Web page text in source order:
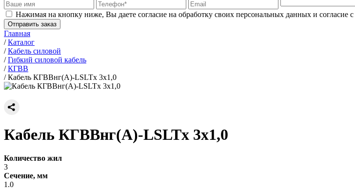
Нажимая на кнопку ниже, Вы даете согласие на обработку своих персональных данных и согласие с
Отправить заказ
Главная
/Каталог
/Кабель силовой
/Гибкий силовой кабель
/КГВВ
/Кабель КГВВнг(А)-LSLTx 3х1,0
Кабель КГВВнг(А)-LSLTx 3х1,0
Количество жил
3
Сечение, мм
1.0